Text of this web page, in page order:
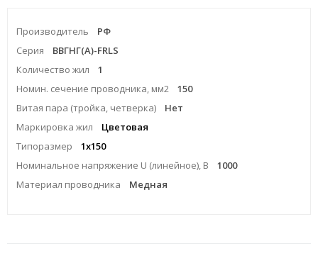
Производитель
РФ
Серия
ВВГНГ(A)-FRLS
Количество жил
1
Номин. сечение проводника, мм2
150
Витая пара (тройка, четверка)
Нет
Маркировка жил
Цветовая
Типоразмер
1x150
Номинальное напряжение U (линейное), В
1000
Материал проводника
Медная